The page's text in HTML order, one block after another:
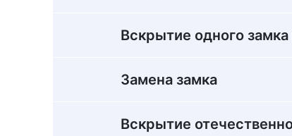
Вскрытие одного
Замена замка
Вскрытие